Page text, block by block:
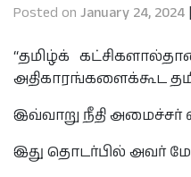
Posted on January 24, 2024 |
“தமிழ்க்
அதிகாரங்களைக்கூட
இவ்வாறு நீதி அமைச்சர்
இது தொடர்பில் அவர்